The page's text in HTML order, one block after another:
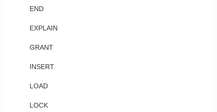
END
EXPLAIN
GRANT
INSERT
LOAD
LOCK